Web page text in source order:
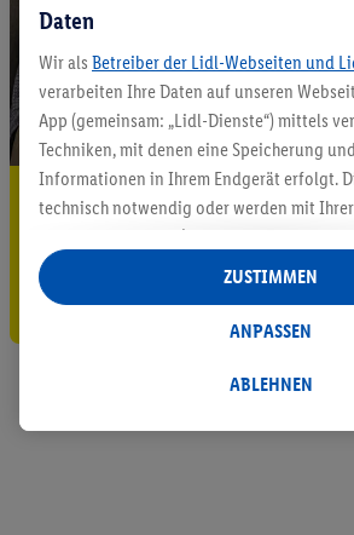
5.95 € Versand
Gutschein sichern!
Daten
Wir als Betreiber der Lidl-Webseiten und
verarbeiten Ihre Daten auf unseren
App (gemeinsam: „Lidl-Dienste“) mittels
Techniken, mit denen eine Speicherung
Informationen in Ihrem Endgerät erfolgt.
technisch notwendig oder werden mit
auch durch Partner (u.a.
Verantwortliche; im Zusammenhang mit dem
insgesamt
Statistik-Erstellung oder für personalisierte
Datenverarbeitungen für personalisierte
ABLEHNEN
ANPASSEN
ZUSTIMMEN